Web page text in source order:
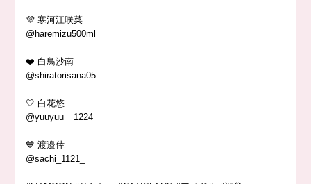
💜 寒河江咲菜
@haremizu500ml
❤️ 白鳥沙南
@shiratorisana05
🤍 白花悠
@yuuyuu__1224
💙 渡邉倖
@sachi_1121_